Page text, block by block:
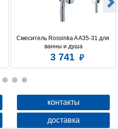
Смеситель Rossinka A A35-31 для
ванны и душа
3 741
контакты
доставка